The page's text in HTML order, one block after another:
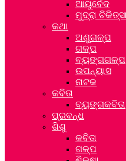
ଆୟୁର୍ବେଦ
ମୁଦ୍ରା ଚିକିତ୍ସା
କଥା
ଅଣୁଗଳ୍ପ
ଗଳ୍ପ
ବ୍ୟଙ୍ଗଗଳ୍ପ
ଉପନ୍ୟାସ
ନାଟକ
କବିତା
ବ୍ୟଙ୍ଗକବିତା
ପ୍ରବନ୍ଧ
ଶିଶୁ
କବିତା
ଗଳ୍ପ